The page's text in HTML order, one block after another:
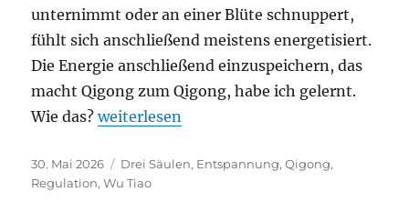
unternimmt oder an einer Blüte schnuppert,
fühlt sich anschließend meistens energetisiert.
Die Energie anschließend einzuspeichern, das
macht Qigong zum Qigong, habe ich gelernt.
Wie das?„Die drei Säulen des Qigong“
weiterlesen
Veröffentlicht
am
30. Mai 2026 Schlagwörter
Drei Säulen, Entspannung,Qigong,
Regulation,Wu Tiao